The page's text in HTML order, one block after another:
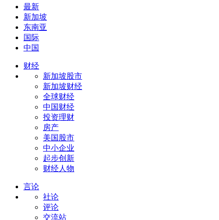
最新
新加坡
东南亚
国际
中国
财经
新加坡股市
新加坡财经
全球财经
中国财经
投资理财
房产
美国股市
中小企业
起步创新
财经人物
言论
社论
评论
交流站